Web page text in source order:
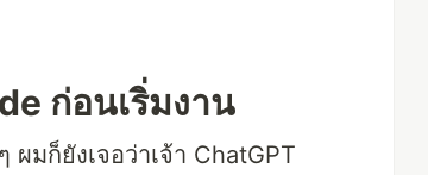
ก่อนเริ่มงาน
มก็ยังเจอว่าเจ้า ChatGPT